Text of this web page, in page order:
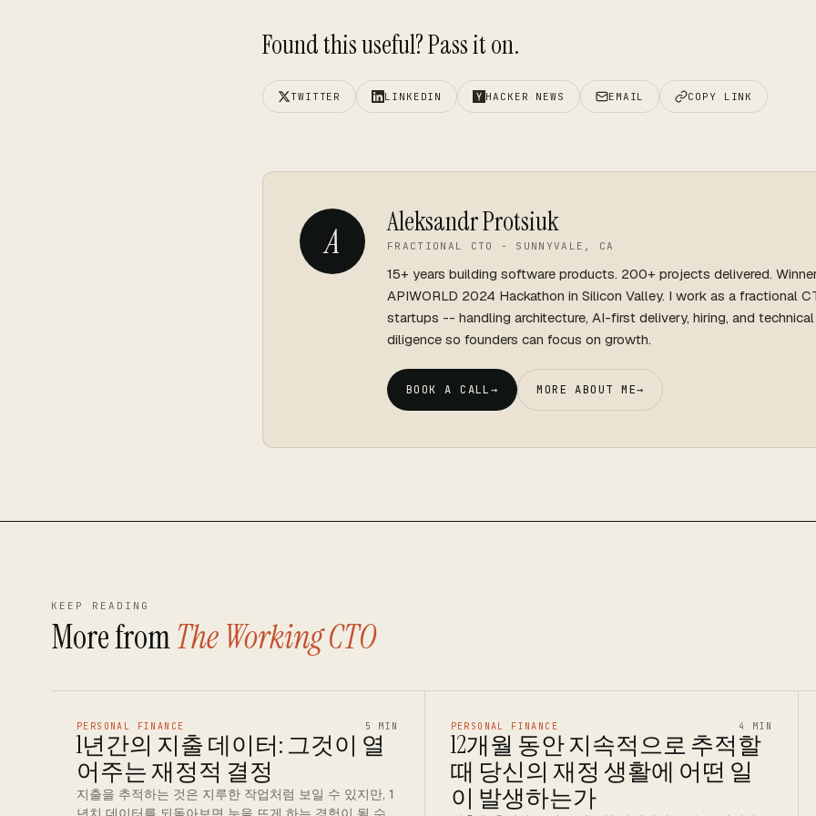
Found this useful? Pass it on.
TWITTER LINKEDIN HACKER NEWS EMAIL COPY LINK
A Aleksandr Protsiuk
FRACTIONAL CTO - SUNNYVALE, CA
15+ years building software products. 200+ projects delivered.
APIWORLD 2024 Hackathon in Silicon Valley. I work as a fractional
startups -- handling architecture, AI-first delivery, hiring, and
diligence so founders can focus on growth.
BOOK A CALL→ MORE ABOUT ME→
KEEP READING
More fromThe Working CTO
PERSONAL FINANCE 5 MIN
1년간의 지출 데이터: 그것이 열
어주는 재정적 결정
지출을 추적하는 것은 지루한 작업처럼 보일 수 있지만, 1
PERSONAL FINANCE 4 MIN
12개월 동안 지속적으로 추적할
때 당신의 재정 생활에 어떤 일
이 발생하는가